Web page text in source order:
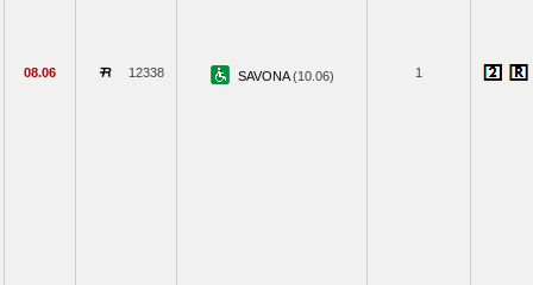
08.06 12338 SAVONA(10.06) 1